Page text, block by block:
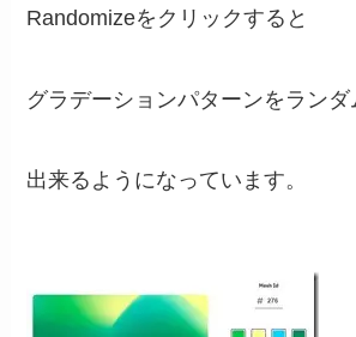
Randomizeをクリックすると
グラデーションパターンをラン
出来るようになっています。